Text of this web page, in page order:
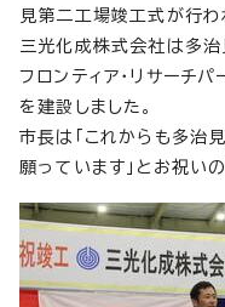
見第二工場竣工式が行わ
三光化成株式会社は多
フロンティア・リサーチ
を建設しました。
市長は「これからも多治
願っています」とお祝い